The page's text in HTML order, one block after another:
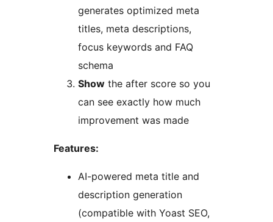
generates optimized meta
titles, meta descriptions,
focus keywords and FAQ
schema
Show the after score so you
can see exactly how much
improvement was made
Features:
AI-powered meta title and
description generation
(compatible with Yoast SEO,